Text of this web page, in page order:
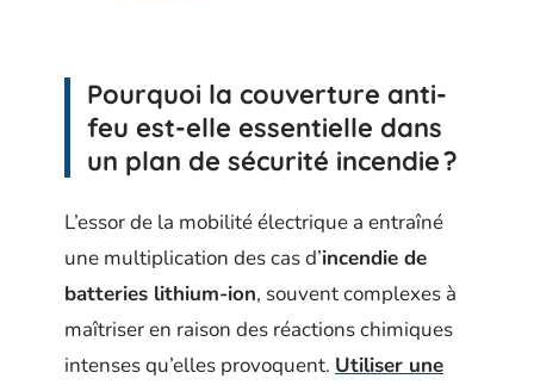
Pourquoi la couverture anti-
feu est-elle essentielle dans
un plan de sécurité incendie ?
L’essor de la mobilité électrique a entraîné
une multiplication des cas d’incendie de
batteries lithium-ion, souvent complexes à
maîtriser en raison des réactions chimiques
intenses qu’elles provoquent. Utiliser une